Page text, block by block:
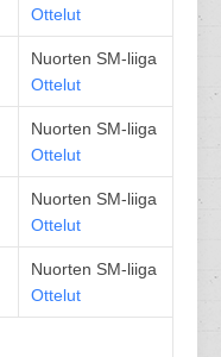
Ottelut
Nuorten SM-liiga
Ottelut
Nuorten SM-liiga
Ottelut
Nuorten SM-liiga
Ottelut
Nuorten SM-liiga
Ottelut